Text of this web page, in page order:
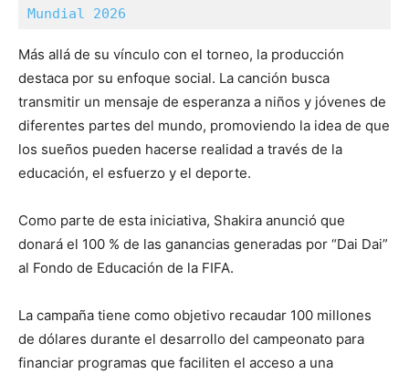
Mundial 2026
Más allá de su vínculo con el torneo, la producción
destaca por su enfoque social. La canción busca
transmitir un mensaje de esperanza a niños y jóvenes de
diferentes partes del mundo, promoviendo la idea de que
los sueños pueden hacerse realidad a través de la
educación, el esfuerzo y el deporte.
Como parte de esta iniciativa, Shakira anunció que
donará el 100 % de las ganancias generadas por “Dai Dai”
al Fondo de Educación de la FIFA.
La campaña tiene como objetivo recaudar 100 millones
de dólares durante el desarrollo del campeonato para
financiar programas que faciliten el acceso a una